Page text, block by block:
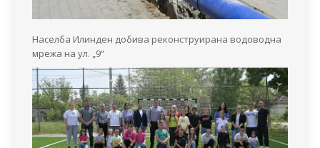
Населба Илинден добива реконструирана водоводна
мрежа на ул. „9“